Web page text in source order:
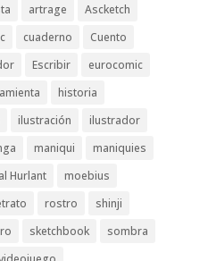
artrage
Ascketch
cuaderno
Cuento
Escribir
eurocomic
historia
ilustración
ilustrador
maniqui
maniquies
Hurlant
moebius
rostro
shinji
sketchbook
sombra